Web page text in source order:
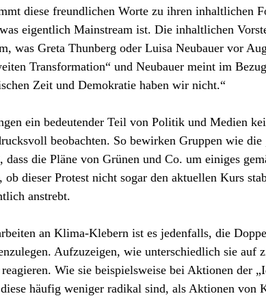
diese freundlichen Worte zu ihren inhaltlichen
eigentlich Mainstream ist. Die inhaltlichen
was Greta Thunberg oder Luisa Neubauer vor
Transformation“ und Neubauer meint im
Zeit und Demokratie haben wir nicht.“
ein bedeutender Teil von Politik und Medien
beobachten. So bewirken Gruppen wie
die Pläne von Grünen und Co. um einiges
ob dieser Protest nicht sogar den aktuellen Kurs
anstrebt.
an Klima-Klebern ist es jedenfalls, die
Aufzuzeigen, wie unterschiedlich sie auf
Wie sie beispielsweise bei Aktionen der
häufig weniger radikal sind, als Aktionen von